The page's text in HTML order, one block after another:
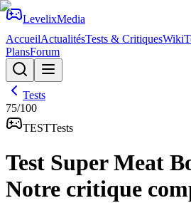
LevelixMedia
AccueilActualitésTests & CritiquesWiki
PlansForum
Tests
75/100
TESTTests
Test Super Meat
Notre critique